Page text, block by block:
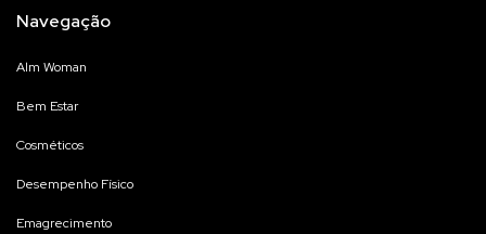
Navegação
Alm Woman
Bem Estar
Cosméticos
Desempenho Físico
Emagrecimento